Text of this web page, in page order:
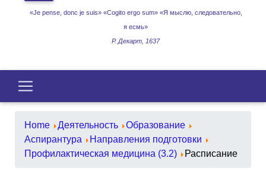
«Je pense, donc je suis» «Cogito ergo sum» «Я мыслю, следовательно,
я есмь»
Р. Декарт, 1637
Home Деятельность
Образование
Аспирантура
Направления подготовки
Профилактическая медицина (3.2)
Расписание